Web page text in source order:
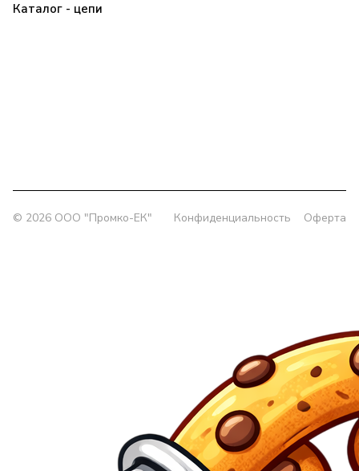
Каталог - цепи
© 2026 OOO "Промко-ЕК" Конфиденциальность Оферта